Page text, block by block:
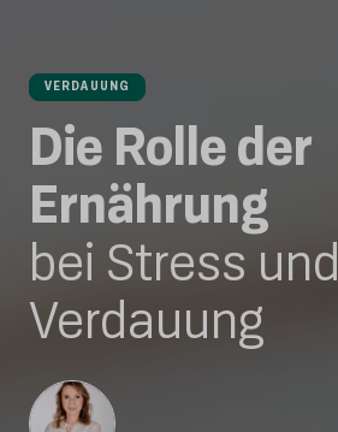
VERDAUUNG
Die Rolle der
Ernährung
bei Stress und
Verdauung